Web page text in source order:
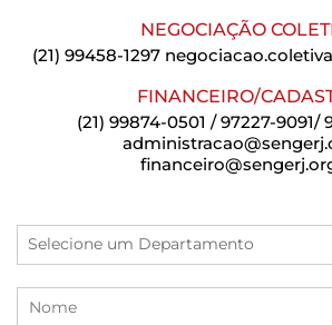
NEGOCIAÇÃO
(21) 99458-1297
FINANCEIRO/
(21) 99874-0501 / 97227-9091/